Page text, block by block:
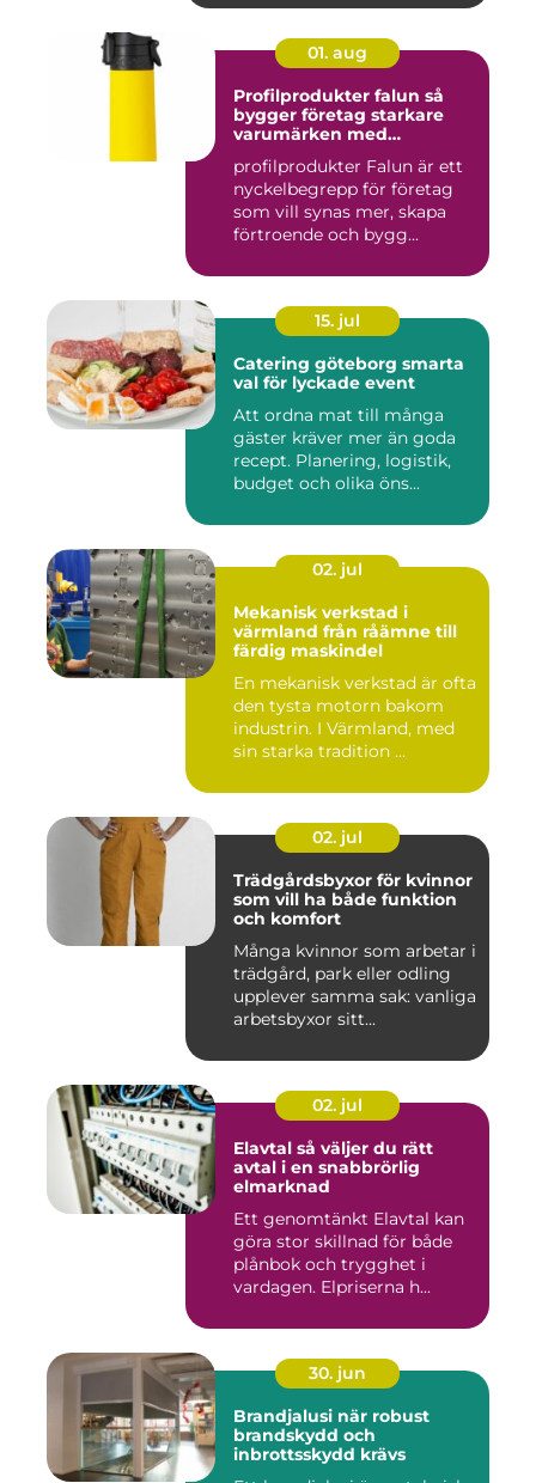
01. aug
Profilprodukter falun så
bygger företag starkare
varumärken med
profilprodukter Falun är ett
nyckelbegrepp för företag
som vill synas mer, skapa
förtroende och bygg...
15. jul
Catering göteborg smarta
val för lyckade event
Att ordna mat till många
gäster kräver mer än goda
recept. Planering, logistik,
budget och olika öns...
02. jul
Mekanisk verkstad i
värmland från råämne till
färdig maskindel
En mekanisk verkstad är ofta
den tysta motorn bakom
industrin. I Värmland, med
sin starka tradition ...
02. jul
Trädgårdsbyxor för kvinnor
som vill ha både funktion
och komfort
Många kvinnor som arbetar i
trädgård, park eller odling
upplever samma sak: vanliga
arbetsbyxor sitt...
02. jul
Elavtal så väljer du rätt
avtal i en snabbrörlig
elmarknad
Ett genomtänkt Elavtal kan
göra stor skillnad för både
plånbok och trygghet i
vardagen. Elpriserna h...
30. jun
Brandjalusi när robust
brandskydd och
inbrottsskydd krävs